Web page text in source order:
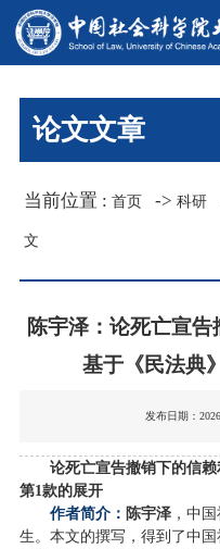
论文文章
当前位置 :首页 ->科研
文
陈宇泽：论死亡宣
基于《民法典
发布日期：
论死亡宣告撤销下的信
第1款的展开
作者简介： 陈宇泽，中国
生。本文的撰写，得到了中